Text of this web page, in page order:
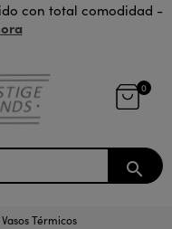
con total comodidad -
0
search
Vasos Térmicos